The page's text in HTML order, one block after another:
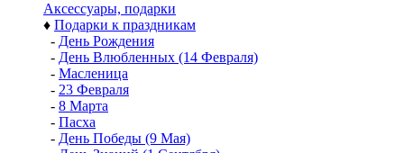
Аксессуары, подарки
♦ Подарки к праздникам
- День Рождения
- День Влюбленных (14 Февраля)
- Масленица
- 23 Февраля
- 8 Марта
- Пасха
- День Победы (9 Мая)